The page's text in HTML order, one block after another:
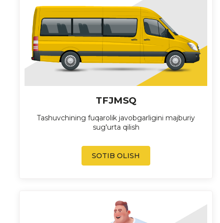
TFJMSQ
Tashuvchining fuqarolik javobgarligini majburiy
sug'urta qilish
SOTIB OLISH